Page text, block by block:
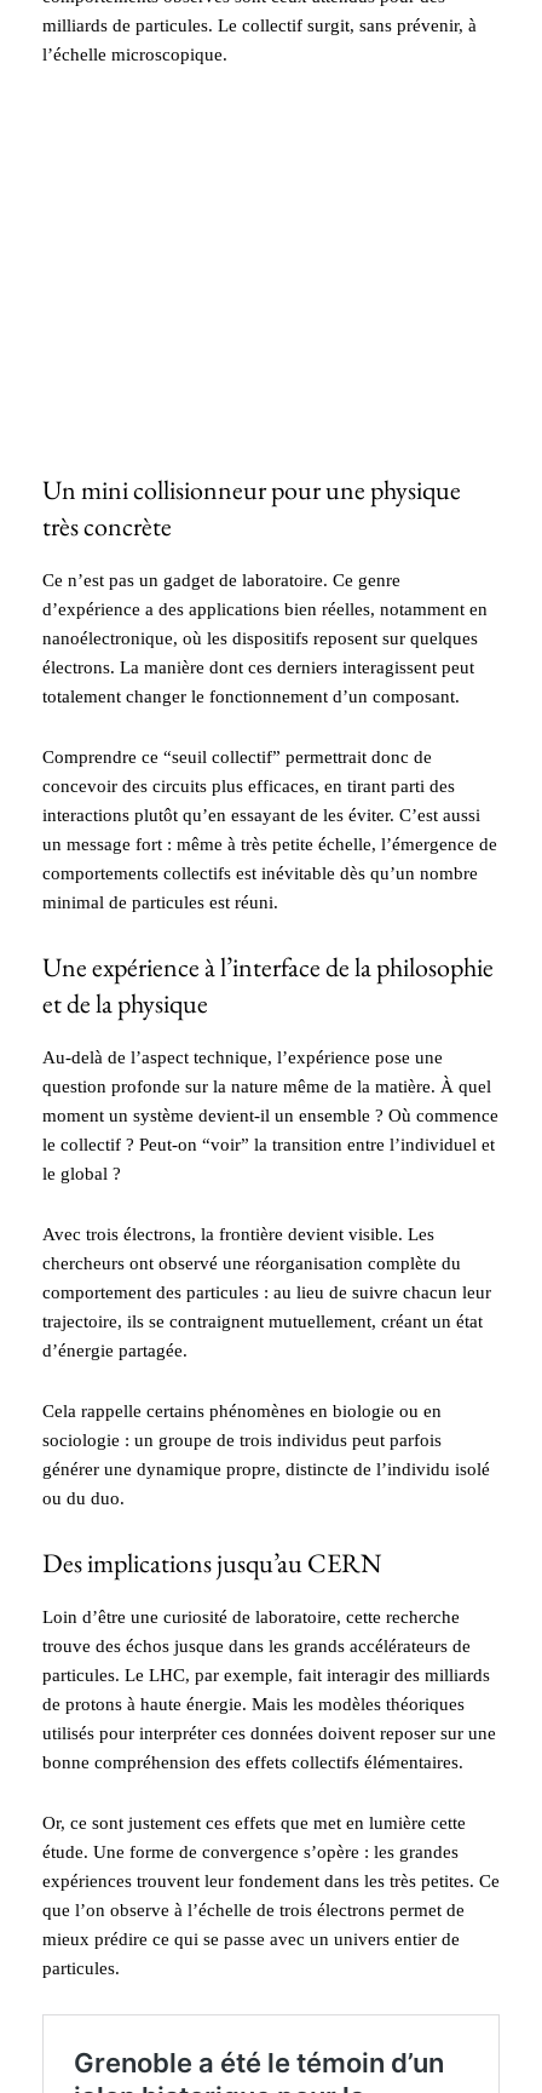
milliards de particules. Le collectif surgit, sans prévenir, à
l’échelle microscopique.
Un mini collisionneur pour une physique
très concrète
Ce n’est pas un gadget de laboratoire. Ce genre
d’expérience a des applications bien réelles, notamment en
nanoélectronique, où les dispositifs reposent sur quelques
électrons. La manière dont ces derniers interagissent peut
totalement changer le fonctionnement d’un composant.
Comprendre ce “seuil collectif” permettrait donc de
concevoir des circuits plus efficaces, en tirant parti des
interactions plutôt qu’en essayant de les éviter. C’est aussi
un message fort : même à très petite échelle, l’émergence de
comportements collectifs est inévitable dès qu’un nombre
minimal de particules est réuni.
Une expérience à l’interface de la philosophie
et de la physique
Au-delà de l’aspect technique, l’expérience pose une
question profonde sur la nature même de la matière. À quel
moment un système devient-il un ensemble ? Où commence
le collectif ? Peut-on “voir” la transition entre l’individuel et
le global ?
Avec trois électrons, la frontière devient visible. Les
chercheurs ont observé une réorganisation complète du
comportement des particules : au lieu de suivre chacun leur
trajectoire, ils se contraignent mutuellement, créant un état
d’énergie partagée.
Cela rappelle certains phénomènes en biologie ou en
sociologie : un groupe de trois individus peut parfois
générer une dynamique propre, distincte de l’individu isolé
ou du duo.
Des implications jusqu’au CERN
Loin d’être une curiosité de laboratoire, cette recherche
trouve des échos jusque dans les grands accélérateurs de
particules. Le LHC, par exemple, fait interagir des milliards
de protons à haute énergie. Mais les modèles théoriques
utilisés pour interpréter ces données doivent reposer sur une
bonne compréhension des effets collectifs élémentaires.
Or, ce sont justement ces effets que met en lumière cette
étude. Une forme de convergence s’opère : les grandes
expériences trouvent leur fondement dans les très petites. Ce
que l’on observe à l’échelle de trois électrons permet de
mieux prédire ce qui se passe avec un univers entier de
particules.